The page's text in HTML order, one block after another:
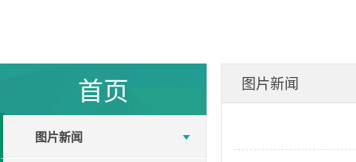
首页
图片新闻
图片新闻